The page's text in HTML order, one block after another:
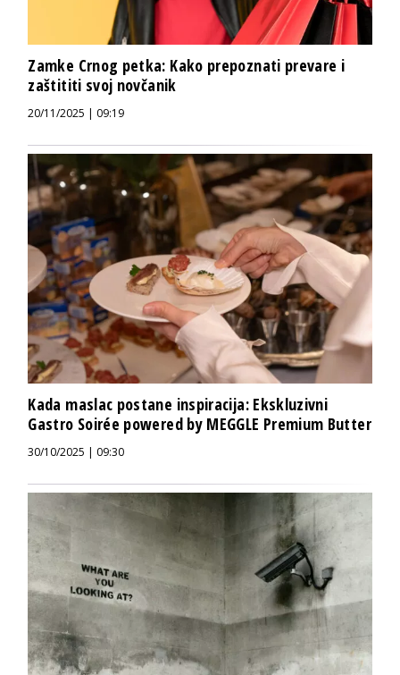
Zamke Crnog petka: Kako prepoznati prevare i
zaštititi svoj novčanik
20/11/2025 | 09:19
Kada maslac postane inspiracija: Ekskluzivni
Gastro Soirée powered by MEGGLE Premium Butter
30/10/2025 | 09:30